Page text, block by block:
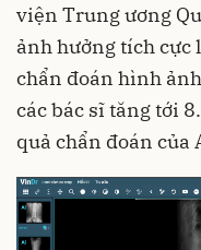
viện Trung ương
ảnh hưởng tích cực
chẩn đoán hình
các bác sĩ tăng tới
quả chẩn đoán của